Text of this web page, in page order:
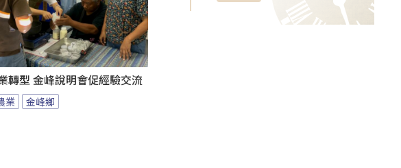
轉型 金峰說明會促經驗交流
業 金峰鄉